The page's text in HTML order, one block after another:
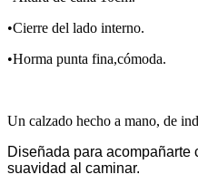
•Cierre del lado interno.
•Horma punta fina,cómoda.
Un calzado hecho a mano, de
Diseñada para acompañarte
suavidad al caminar.